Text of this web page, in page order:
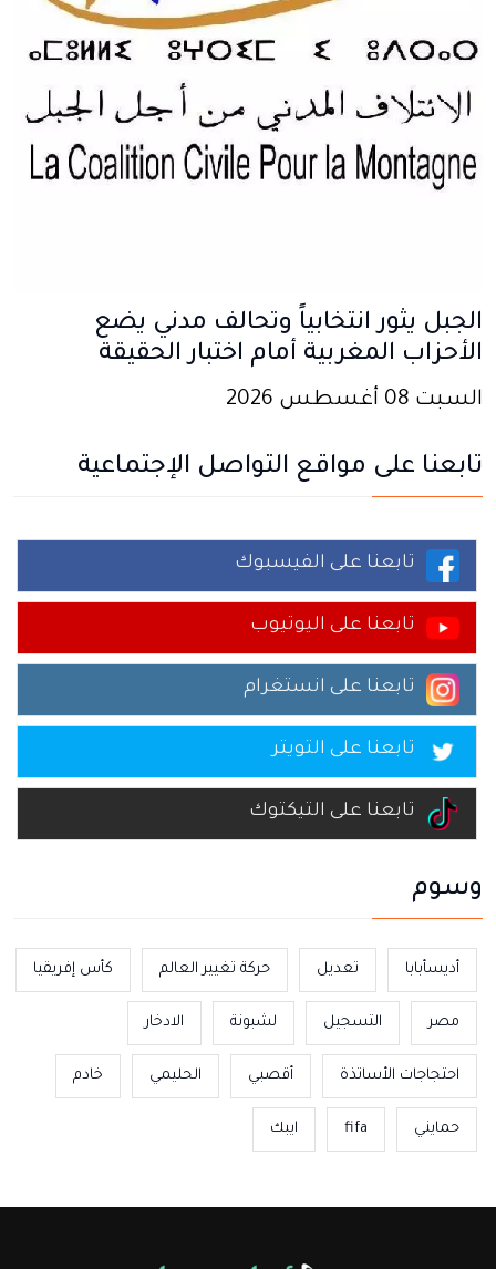
الجبل يثور انتخابياً وتحالف مدني يضع
الأحزاب المغربية أمام اختبار الحقيقة
السبت 08 أغسطس 2026
تابعنا على مواقع التواصل الإجتماعية
تابعنا على الفيسبوك
تابعنا على اليوتيوب
تابعنا على انستغرام
تابعنا على التويتر
تابعنا على التيكتوك
وسوم
أديسأبابا تعديل حركة تغيير العالم كأس إفريقيا
مصر التسجيل لشبونة الادخار
احتجاجات الأساتذة أقصبي الحليمي خادم
حمايني fifa ايبك